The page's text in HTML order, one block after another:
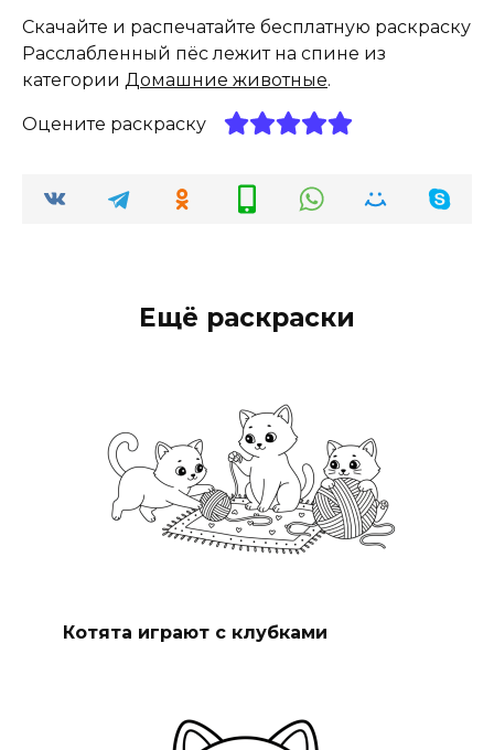
Скачайте и распечатайте бесплатную раскраску
Расслабленный пёс лежит на спине из
категории Домашние животные.
Оцените раскраску
Ещё раскраски
Котята играют с клубками